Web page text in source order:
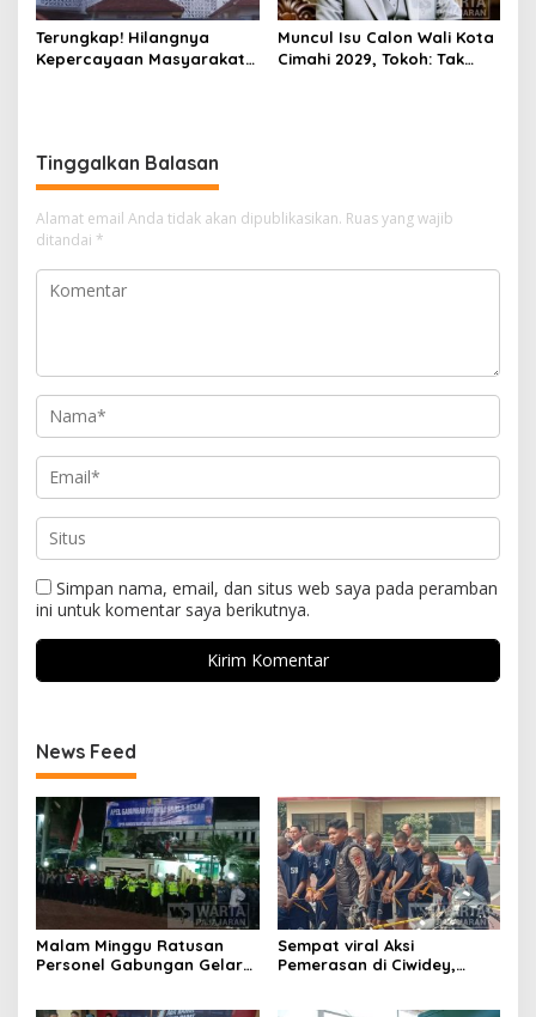
Terungkap! Hilangnya
Kepercayaan Masyarakat
Muncul Isu Calon Wali Kota
Cimahi 2029, Tokoh: Tak
Tinggalkan Balasan
Alamat email Anda tidak akan dipublikasikan. Ruas yang wajib
ditandai *
Simpan nama, email, dan situs web saya pada peramban
ini untuk komentar saya berikutnya.
News Feed
Malam Minggu Ratusan
Personel Gabungan Gelar
Sempat viral Aksi
Pemerasan di Ciwidey,